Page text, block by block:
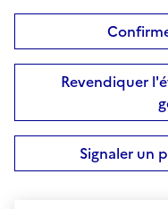
Revendiquer
Signaler un